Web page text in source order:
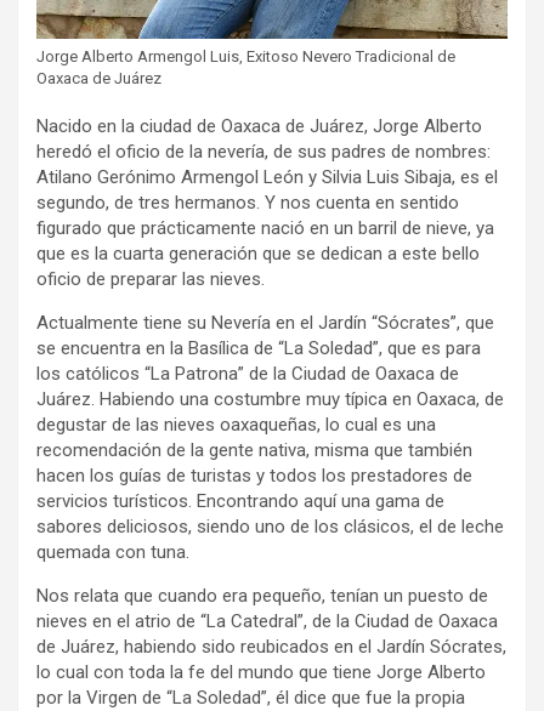
Jorge Alberto Armengol Luis, Exitoso Nevero Tradicional de
Oaxaca de Juárez
Nacido en la ciudad de Oaxaca de Juárez, Jorge Alberto
heredó el oficio de la nevería, de sus padres de nombres:
Atilano Gerónimo Armengol León y Silvia Luis Sibaja, es el
segundo, de tres hermanos. Y nos cuenta en sentido
figurado que prácticamente nació en un barril de nieve, ya
que es la cuarta generación que se dedican a este bello
oficio de preparar las nieves.
Actualmente tiene su Nevería en el Jardín “Sócrates”, que
se encuentra en la Basílica de “La Soledad”, que es para
los católicos “La Patrona” de la Ciudad de Oaxaca de
Juárez. Habiendo una costumbre muy típica en Oaxaca, de
degustar de las nieves oaxaqueñas, lo cual es una
recomendación de la gente nativa, misma que también
hacen los guías de turistas y todos los prestadores de
servicios turísticos. Encontrando aquí una gama de
sabores deliciosos, siendo uno de los clásicos, el de leche
quemada con tuna.
Nos relata que cuando era pequeño, tenían un puesto de
nieves en el atrio de “La Catedral”, de la Ciudad de Oaxaca
de Juárez, habiendo sido reubicados en el Jardín Sócrates,
lo cual con toda la fe del mundo que tiene Jorge Alberto
por la Virgen de “La Soledad”, él dice que fue la propia